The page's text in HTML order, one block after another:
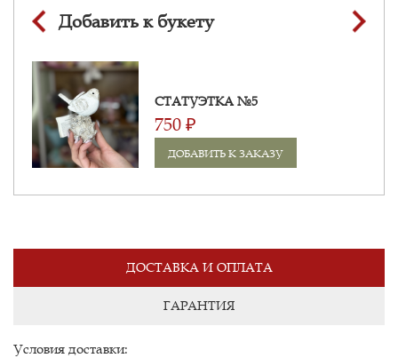
Добавить к букету
СТАТУЭТКА №5
750 ₽
ДОБАВИТЬ К ЗАКАЗУ
ГАРАНТИЯ
ДОСТАВКА И ОПЛАТА
Условия доставки: